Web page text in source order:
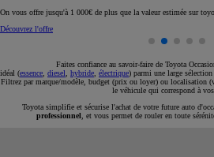
Réservez en ligne
Faites confiance au savoir-faire de Toyota
idéal (essence diesel hybride électrique) parmi une large sélection
Filtrez par marque/modèle, budget (prix ou loyer) ou localisation
le véhicule qui correspond à vos
Toyota simplifie et sécurise l'achat de votre future auto
professionnel , et vous permet de rouler en toute